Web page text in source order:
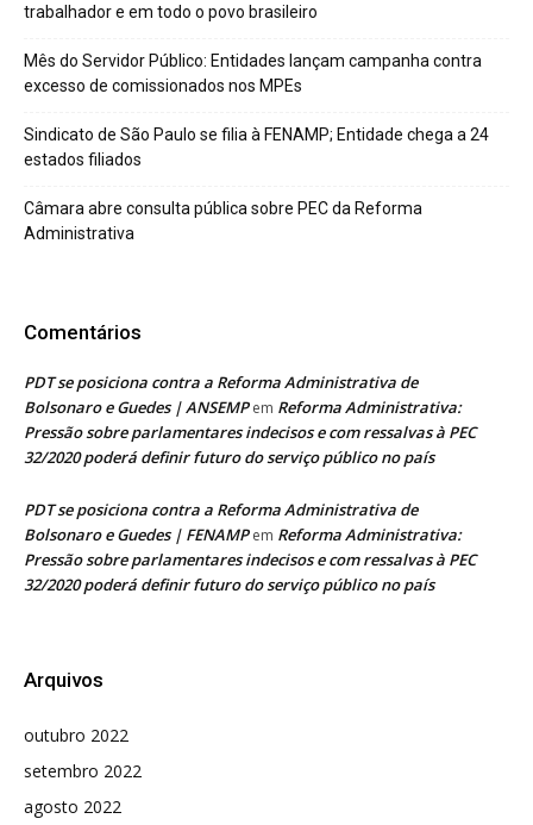
trabalhador e em todo o povo brasileiro
Mês do Servidor Público: Entidades lançam campanha contra
excesso de comissionados nos MPEs
Sindicato de São Paulo se filia à FENAMP; Entidade chega a 24
estados filiados
Câmara abre consulta pública sobre PEC da Reforma
Administrativa
Comentários
PDT se posiciona contra a Reforma Administrativa de
Bolsonaro e Guedes | ANSEMPem Reforma Administrativa:
Pressão sobre parlamentares indecisos e com ressalvas à PEC
32/2020 poderá definir futuro do serviço público no país
PDT se posiciona contra a Reforma Administrativa de
Bolsonaro e Guedes | FENAMPem Reforma Administrativa:
Pressão sobre parlamentares indecisos e com ressalvas à PEC
32/2020 poderá definir futuro do serviço público no país
Arquivos
outubro 2022
setembro 2022
agosto 2022